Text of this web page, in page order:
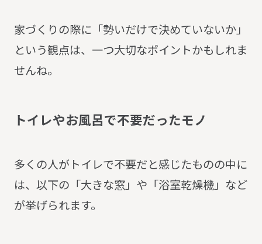
家づくりの際に「勢いだけで決めていないか」
という観点は、一つ大切なポイントかもしれま
せんね。
トイ レやお風呂で不要だったモノ
多くの人がトイレで不要だと感じたものの中に
は、以下の「大きな窓」や「浴室乾燥機」など
が挙げられます。